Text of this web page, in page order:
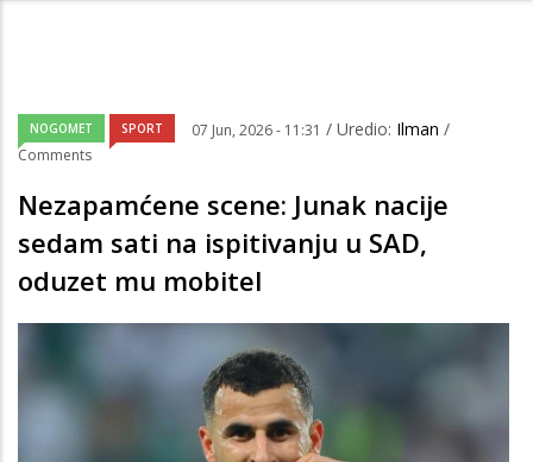
NOGOMET SPORT 07 Jun, 2026 - 11:31 / Uredio: Ilman /
Comments
Nezapamćene scene: Junak nacije
sedam sati na ispitivanju u SAD,
oduzet mu mobitel